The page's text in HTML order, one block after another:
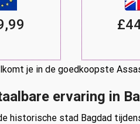
je in de goedkoopste
ervaring in
historische stad Bagdad